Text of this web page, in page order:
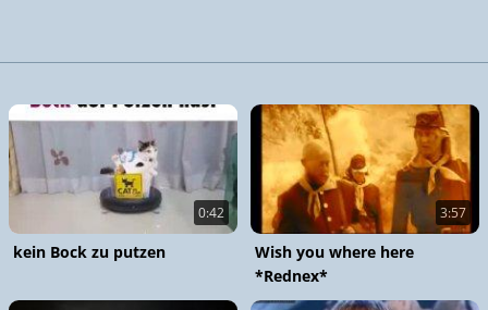
0:42
kein Bock zu putzen
3:57
Wish you where here
*Rednex*